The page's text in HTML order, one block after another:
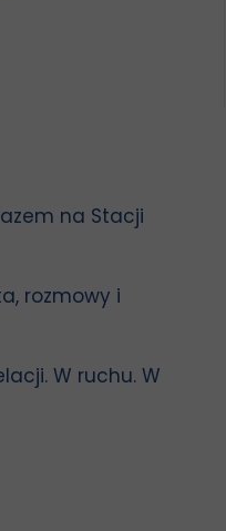
na Stacji
rozmowy i
W ruchu. W